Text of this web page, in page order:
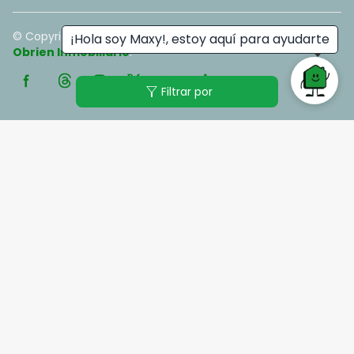
¡Hola soy Maxy!, estoy aquí para ayudarte
filter_alt Filtrar por
© Copyright2026. All rights reserved. - Hecho con ❤️ por
Obrien Inmobiliario.